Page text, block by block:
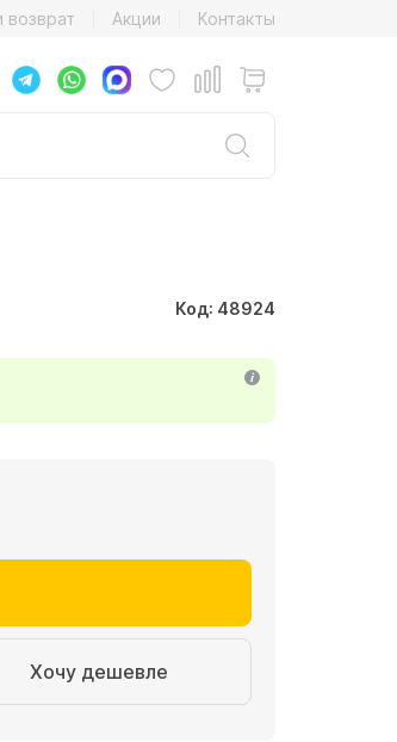
возврат Акции Контакты
Код: 48924
Хочу дешевле